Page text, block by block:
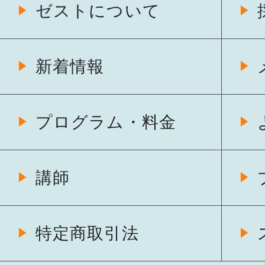
ゼストについて
プログラム・料金
講師
新着情報
特定商取引法